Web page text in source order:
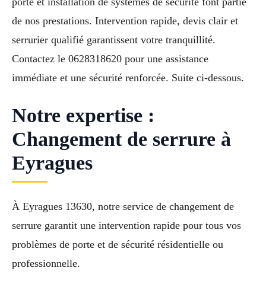
de nos prestations. Intervention rapide, devis clair et
serrurier qualifié garantissent votre tranquillité.
Contactez le 0628318620 pour une assistance
immédiate et une sécurité renforcée. Suite ci-dessous.
Notre expertise :
Changement de serrure à
Eyragues
À Eyragues 13630, notre service de changement de
serrure garantit une intervention rapide pour tous vos
problèmes de porte et de sécurité résidentielle ou
professionnelle.